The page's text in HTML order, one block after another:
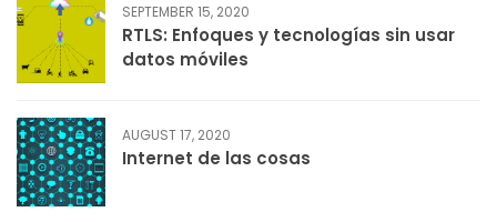
SEPTEMBER 15, 2020
RTLS: Enfoques y tecnologías sin usar
datos móviles
AUGUST 17, 2020
Internet de las cosas